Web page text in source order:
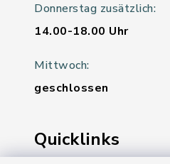
Donnerstag zusätzlich:
14.00-18.00 Uhr
Mittwoch:
geschlossen
Quicklinks